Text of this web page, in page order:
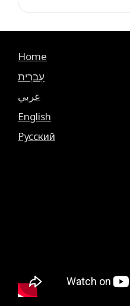
Home
עִברִית
عربي
English
Русский